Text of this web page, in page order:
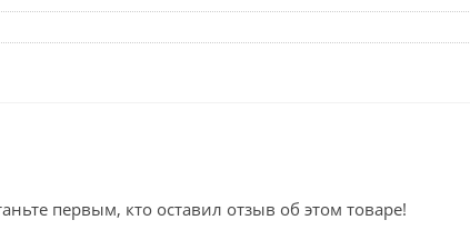
первым, кто оставил отзыв об этом товаре!